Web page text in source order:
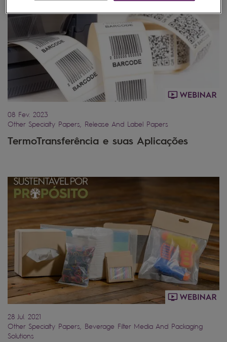
08 Fev. 2023
Other Specialty Papers, Release And Label Papers
TermoTransferência e suas Aplicações
28 Jul. 2021
Other Specialty Papers, Beverage Filter Media And Packaging
Solutions